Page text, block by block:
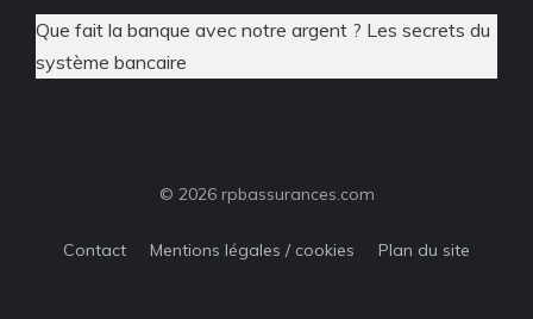
Que fait la banque avec notre argent ? Les secrets du
système bancaire
© 2026 rpbassurances.com
Contact Mentions légales / cookies Plan du site